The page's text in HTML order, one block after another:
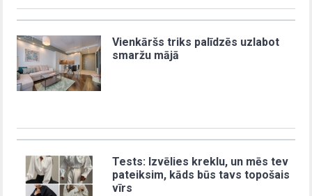
Vienkāršs triks palīdzēs uzlabot
smaržu mājā
Tests: Izvēlies kreklu, un mēs tev
pateiksim, kāds būs tavs topošais
vīrs